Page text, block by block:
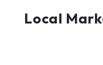
Local